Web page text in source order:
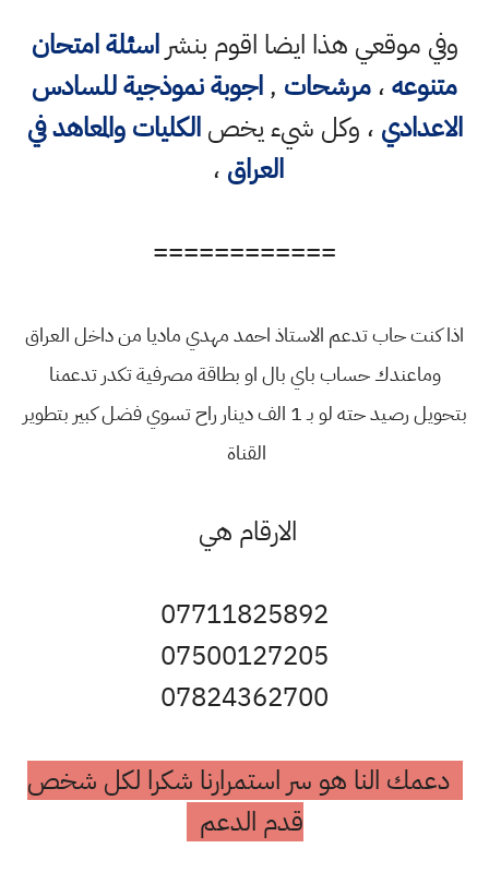
وفي موقعي هذا ايضا اقوم بنشراسئلة امتحان
متنوعه،مرشحات ,اجوبة نموذجية للسادس
الاعدادي ، وكل شيء يخصالكليات والمعاهد في
العراق ،
============
اذا كنت حاب تدعم الاستاذ احمد مهدي ماديا من داخل العراق
وماعندك حساب باي بال او بطاقة مصرفية تكدر تدعمنا
بتحويل رصيد حته لو بـ 1 الف دينار راح تسوي فضل كبير بتطوير
القناة
الارقام هي
07711825892
07500127205
07824362700
دعمك النا هو سر استمرارنا شكرا لكل شخص
قدم الدعم